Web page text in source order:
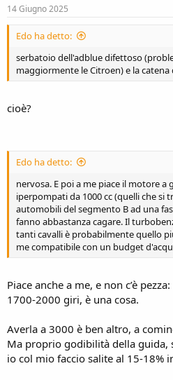
14 Giugno 2025
Edo ha detto:
serbatoio dell'adblue difettoso
maggiormente le Citroen) e la catena
cioè?
Edo ha detto:
nervosa. E poi a me piace il motore a
iperpompati da 1000 cc (quelli che si
automobili del segmento B ad una
fanno abbastanza cagare. Il
tanti cavalli è probabilmente quello
me compatibile con un budget
Piace anche a me, e non c’è
1700-2000 giri, è una cosa.
Averla a 3000 è ben altro, a
Ma proprio godibilità della guida,
io col mio faccio salite al 15-18%